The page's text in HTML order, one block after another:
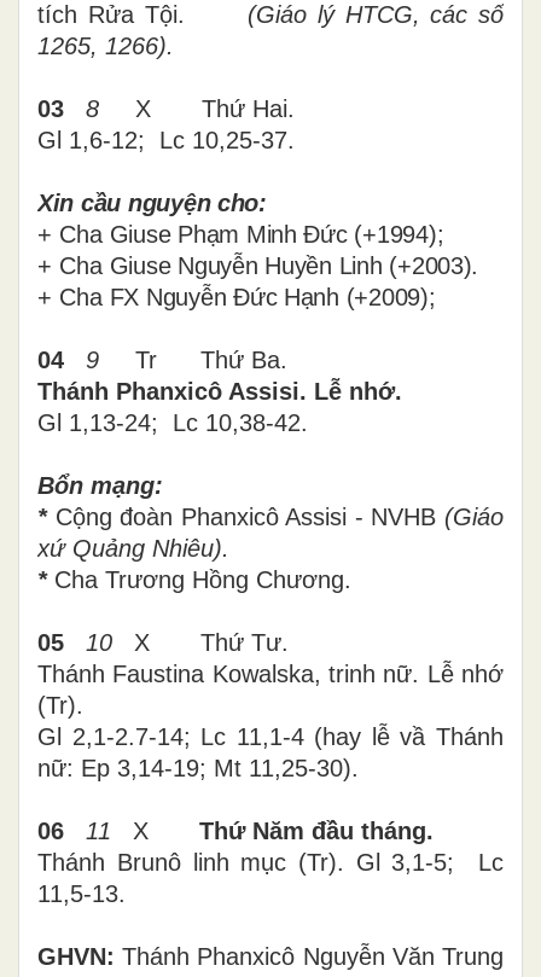
tích Rửa Tội. (Giáo lý HTCG, các số
1265, 1266).
03 8 X Thứ Hai.
Gl 1,6-12; Lc 10,25-37.
Xin cầu nguyện cho:
+ Cha Giuse Phạm Minh Đức (+1994);
+ Cha Giuse Nguyễn Huyền Linh (+2003).
+ Cha FX Nguyễn Đức Hạnh (+2009);
04 9 Tr Thứ Ba.
Thánh Phanxicô Assisi. Lễ nhớ.
Gl 1,13-24; Lc 10,38-42.
Bổn mạng:
*Cộng đoàn Phanxicô Assisi - NVHB (Giáo
xứ Quảng Nhiêu).
* Cha Trương Hồng Chương.
05 10 X Thứ Tư.
Thánh Faustina Kowalska, trinh nữ. Lễ nhớ
(Tr).
Gl 2,1-2.7-14; Lc 11,1-4 (hay lễ vầ Thánh
nữ: Ep 3,14-19; Mt 11,25-30).
06 11 X Thứ Năm đầu tháng.
Thánh Brunô linh mục (Tr). Gl 3,1-5; Lc
11,5-13.
GHVN:Thánh Phanxicô Nguyễn Văn Trung